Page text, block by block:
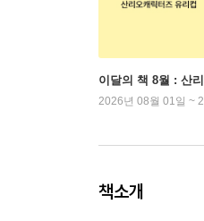
이달의 책 8월 : 산
2026년 08월 01일 ~
책소개